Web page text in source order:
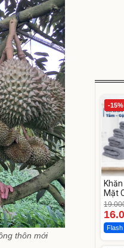
thôn mới
-15%
Mặt
Flash